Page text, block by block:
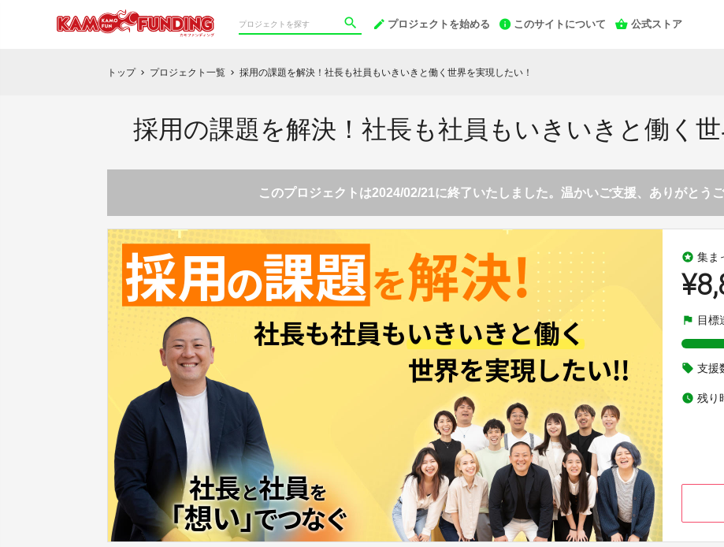
プロジェクトを始める このサイトについて 公式ストア
トップ chevron_right プロジェクト一覧 chevron_right 採用の課題を解決！社長も社員もいきいきと働く世界を実現したい！
採用の課題を解決！社長も社員もいきいきと働く世
このプロジェクトは2024/02/21に終了いたしました。温かいご支援、ありがとうご
stars 集ま
flag 目標
local_offer 支援
watch_later 残り